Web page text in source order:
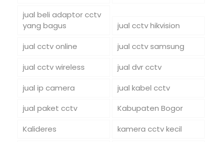
jual beli adaptor cctv
yang bagus
jual cctv hikvision
jual cctv online
jual cctv samsung
jual cctv wireless
jual dvr cctv
jual ip camera
jual kabel cctv
jual paket cctv
Kabupaten Bogor
Kalideres
kamera cctv kecil